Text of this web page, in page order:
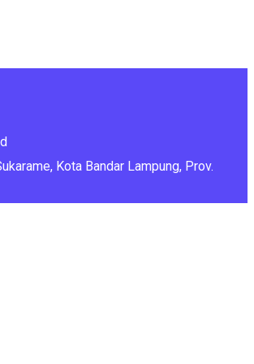
Kota Bandar Lampung, Prov.